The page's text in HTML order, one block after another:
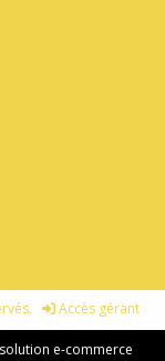
Accès gérant
e-commerce